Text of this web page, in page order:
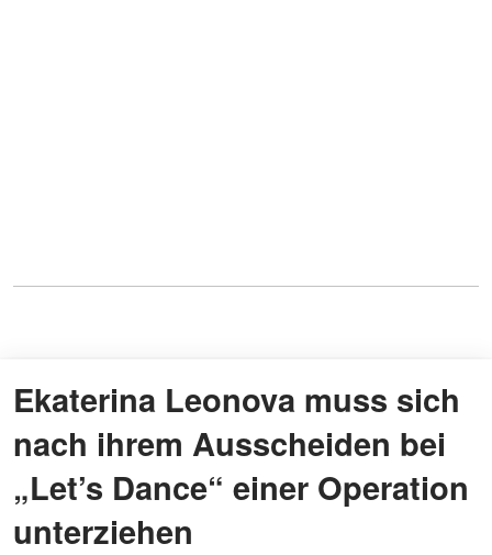
Ekaterina Leonova muss sich
nach ihrem Ausscheiden bei
„Let’s Dance“ einer Operation
unterziehen